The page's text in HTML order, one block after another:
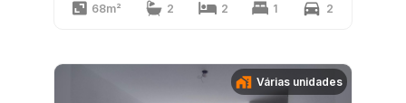
68m² 2 2 1 2
Várias unidades